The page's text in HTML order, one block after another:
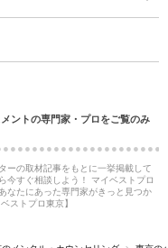
ントの専門家・プロをご覧のみ
ーの取材記事をもとに一挙掲載して
今すぐ相談しよう！ マイベストプロ
なたにあった専門家がきっと見つか
ストプロ東京】